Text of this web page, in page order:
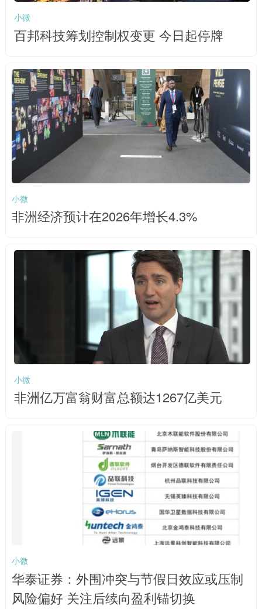
小微
百邦科技筹划控制权变更 今日起停牌
小微
非洲经济预计在2026年增长4.3%
小微
非洲亿万富翁财富总额达1267亿美元
小微
华泰证券：外围冲突与节假日效应或压制
风险偏好 关注后续向盈利锚切换